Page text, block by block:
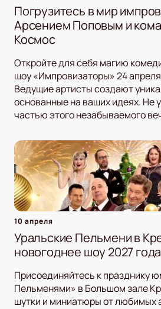
Погрузитесь в мир
Арсением Поповым и
Космос
Откройте для себя магию
шоу «Импровизаторы» 24
Ведущие артисты создают
основанные на ваших идеях. Не
частью этого незабываемого
10 апреля
Уральские Пельмени в
новогоднее шоу 2027 года
Присоединяйтесь к празднику
Пельменями» в Большом зале
шутки и миниатюры от любимых